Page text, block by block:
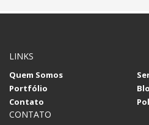
LINKS
Quem Somos
Portfólio
Contato
CONTATO